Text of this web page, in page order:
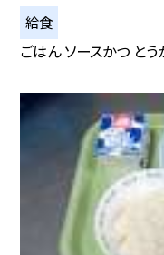
給食
ごはん ソースかつ と